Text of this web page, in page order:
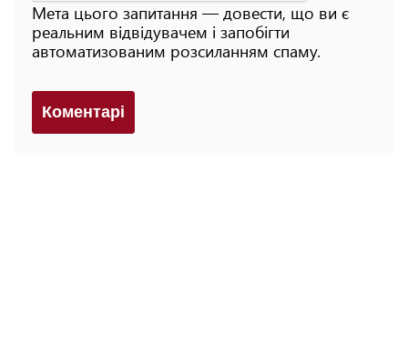
Мета цього запитання — довести, що ви є
реальним відвідувачем і запобігти
автоматизованим розсиланням спаму.
Коментарi